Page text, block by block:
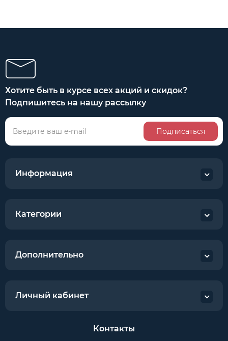
Хотите быть в курсе всех акций и скидок?
Подпишитесь на нашу рассылку
Подписаться
Информация
Категории
Дополнительно
Личный кабинет
Контакты